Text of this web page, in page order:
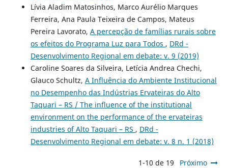
Lívia Aladim Matosinhos, Marco Aurélio Marques
Ferreira, Ana Paula Teixeira de Campos, Mateus
Pereira Lavorato, A percepção de famílias rurais sobre
os efeitos do Programa Luz para Todos , DRd -
Desenvolvimento Regional em debate: v. 9 (2019)
Caroline Soares da Silveira, Letícia Andrea Chechi,
Glauco Schultz, A Influência do Ambiente Institucional
no Desempenho das Indústrias Ervateiras do Alto
Taquari – RS / The influence of the institutional
environment on the performance of the ervateiras
industries of Alto Taquari – RS , DRd -
Desenvolvimento Regional em debate: v. 8 n. 1 (2018)
1-10 de 19 Próximo